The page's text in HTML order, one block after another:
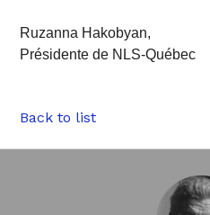
Ruzanna Hakobyan,
Présidente de NLS-Québec
Back to list